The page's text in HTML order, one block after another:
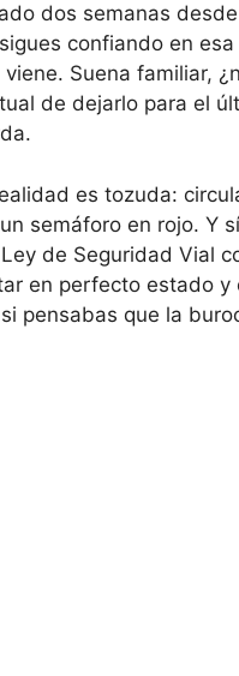
dos semanas
confiando en
viene. Suena familiar,
de dejarlo para el
es tozuda:
semáforo en rojo. Y
de Seguridad Vial
en perfecto estado y
pensabas que la